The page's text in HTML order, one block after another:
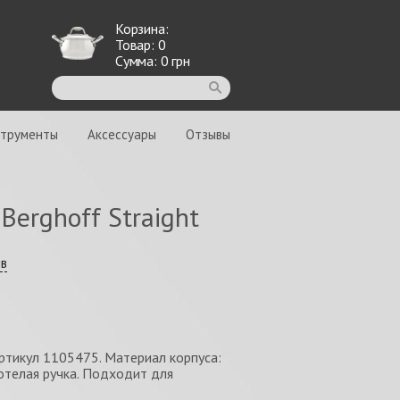
Корзина:
Товар: 0
Сумма: 0 грн
Аксессуары Отзывы
Straight
1105475. Материал корпуса:
ручка. Подходит для